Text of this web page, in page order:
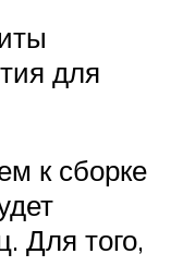
для
к сборке
Для того,